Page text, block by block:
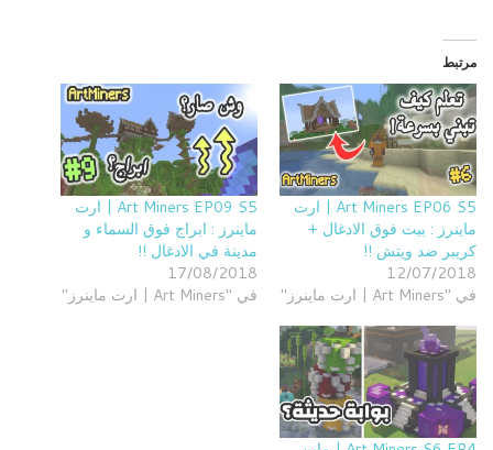
مرتبط
Art Miners EP06 S5 | ارت
ماينرز : بيت فوق الادغال +
كريبر ضد ويتش !!
12/07/2018
في "Art Miners | ارت ماينرز"
Art Miners EP09 S5 | ارت
ماينرز : ابراج فوق السماء و
مدينة في الادغال !!
17/08/2018
في "Art Miners | ارت ماينرز"